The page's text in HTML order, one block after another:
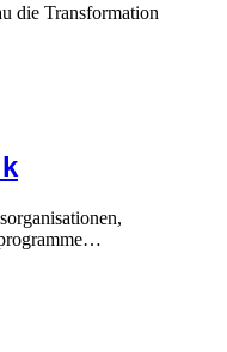
die Transformation